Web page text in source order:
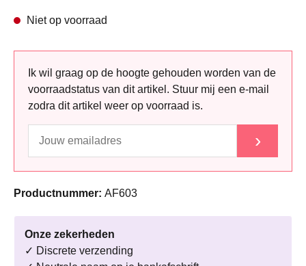
Niet op voorraad
Ik wil graag op de hoogte gehouden worden van de
voorraadstatus van dit artikel. Stuur mij een e-mail
zodra dit artikel weer op voorraad is.
›
Productnummer: AF603
Onze zekerheden
✓ Discrete verzending